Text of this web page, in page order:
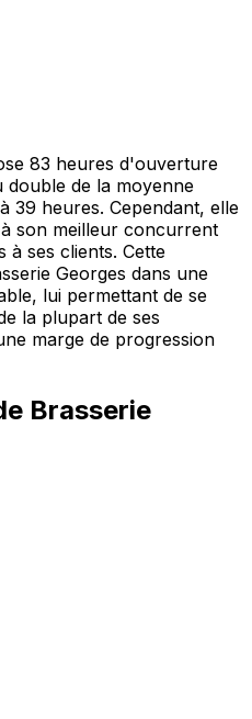
83 heures d'ouverture
double de la moyenne
39 heures. Cependant, elle
son meilleur concurrent
à ses clients. Cette
Georges dans une
lui permettant de se
la plupart de ses
marge de progression
Brasserie